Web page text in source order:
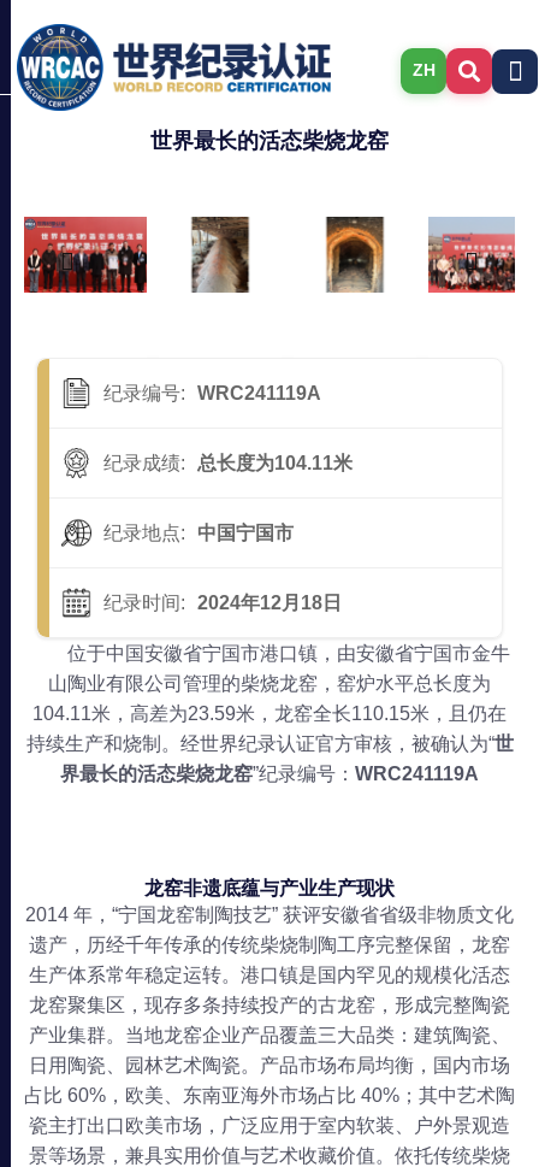
ZH
世界最长的活态柴烧龙窑
纪录编号: WRC241119A
纪录成绩: 总长度为104.11米
纪录地点: 中国宁国市
纪录时间: 2024年12月18日
位于中国安徽省宁国市港口镇，由安徽省宁国市金牛
山陶业有限公司管理的柴烧龙窑，窑炉水平总长度为
104.11米，高差为23.59米，龙窑全长110.15米，且仍在
持续生产和烧制。经世界纪录认证官方审核，被确认为“世
界最长的活态柴烧龙窑”纪录编号： WRC241119A
龙窑非遗底蕴与产业生产现状
2014 年，“宁国龙窑制陶技艺” 获评安徽省省级非物质文化
遗产，历经千年传承的传统柴烧制陶工序完整保留，龙窑
生产体系常年稳定运转。港口镇是国内罕见的规模化活态
龙窑聚集区，现存多条持续投产的古龙窑，形成完整陶瓷
产业集群。当地龙窑企业产品覆盖三大品类：建筑陶瓷、
日用陶瓷、园林艺术陶瓷。产品市场布局均衡，国内市场
占比 60%，欧美、东南亚海外市场占比 40%；其中艺术陶
瓷主打出口欧美市场，广泛应用于室内软装、户外景观造
景等场景，兼具实用价值与艺术收藏价值。依托传统柴烧